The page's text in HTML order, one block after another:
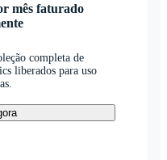
mês faturado
completa de
liberados para uso